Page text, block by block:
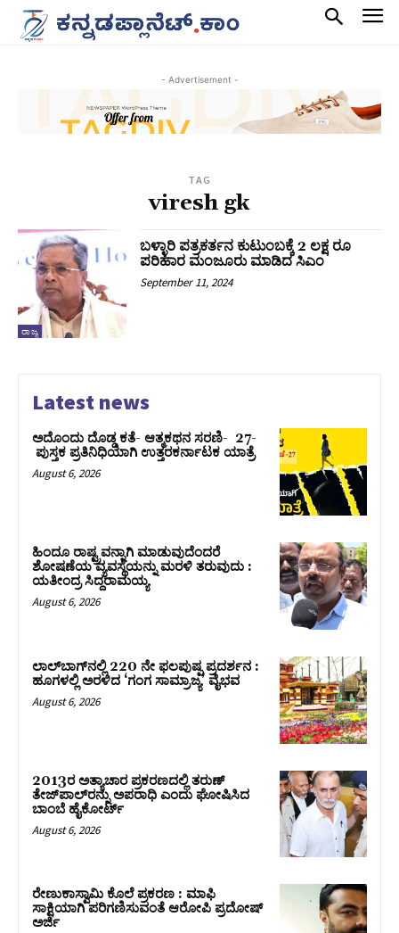
- Advertisement -
TAG
viresh gk
ರಾಜ್ಯ
ಬಳ್ಳಾರಿ ಪತ್ರಕರ್ತನ ಕುಟುಂಬಕ್ಕೆ 2 ಲಕ್ಷ ರೂ
ಪರಿಹಾರ ಮಂಜೂರು ಮಾಡಿದ ಸಿಎಂ
September 11, 2024
Latest news
ಅದೊಂದು ದೊಡ್ಡ ಕತೆ- ಆತ್ಮಕಥನ ಸರಣಿ- 27-
ಪುಸ್ತಕ ಪ್ರತಿನಿಧಿಯಾಗಿ ಉತ್ತರಕರ್ನಾಟಕ ಯಾತ್ರೆ
August 6, 2026
ಹಿಂದೂ ರಾಷ್ಟ್ರವನ್ನಾಗಿ ಮಾಡುವುದೆಂದರೆ
ಶೋಷಣೆಯ ವ್ಯವಸ್ಥೆಯನ್ನು ಮರಳಿ ತರುವುದು :
ಯತೀಂದ್ರ ಸಿದ್ದರಾಮಯ್ಯ
August 6, 2026
ಲಾಲ್‍ಬಾಗ್‍ನಲ್ಲಿ 220 ನೇ ಫಲಪುಷ್ಪ ಪ್ರದರ್ಶನ :
ಹೂಗಳಲ್ಲಿ ಅರಳಿದ ‘ಗಂಗ ಸಾಮ್ರಾಜ್ಯ’ ವೈಭವ
August 6, 2026
2013ರ ಅತ್ಯಾಚಾರ ಪ್ರಕರಣದಲ್ಲಿ ತರುಣ್
ತೇಜ್‌ಪಾಲ್‌ರನ್ನು ಅಪರಾಧಿ ಎಂದು ಘೋಷಿಸಿದ
ಬಾಂಬೆ ಹೈಕೋರ್ಟ್
August 6, 2026
ರೇಣುಕಾಸ್ವಾಮಿ ಕೊಲೆ ಪ್ರಕರಣ : ಮಾಫಿ
ಸಾಕ್ಷಿಯಾಗಿ ಪರಿಗಣಿಸುವಂತೆ ಆರೋಪಿ ಪ್ರದೋಷ್‌
ಅರ್ಜಿ